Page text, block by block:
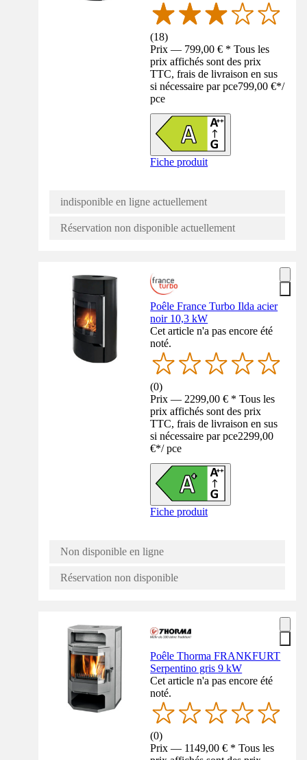
(18)
Prix — 799,00 € * Tous les
prix affichés sont des prix
TTC, frais de livraison en sus
si nécessaire par pce799,00 €*/
pce
Fiche produit
indisponible en ligne actuellement
Réservation non disponible actuellement
Poêle France Turbo Ilda acier
noir 10,3 kW
Cet article n'a pas encore été
noté.
(0)
Prix — 2299,00 € * Tous les
prix affichés sont des prix
TTC, frais de livraison en sus
si nécessaire par pce2299,00
€*/ pce
Fiche produit
Non disponible en ligne
Réservation non disponible
Poêle Thorma FRANKFURT
Serpentino gris 9 kW
Cet article n'a pas encore été
noté.
(0)
Prix — 1149,00 € * Tous les